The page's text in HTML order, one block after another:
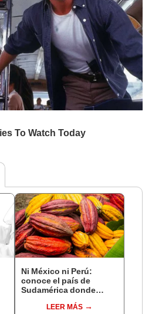
Ni México ni Perú:
conoce el país de
Sudamérica donde
estudioLEER MÁS